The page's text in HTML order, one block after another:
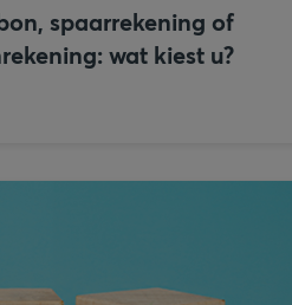
spaarrekening of
wat kiest u?